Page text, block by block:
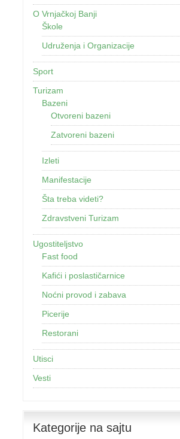
O Vrnjačkoj Banji
Škole
Udruženja i Organizacije
Sport
Turizam
Bazeni
Otvoreni bazeni
Zatvoreni bazeni
Izleti
Manifestacije
Šta treba videti?
Zdravstveni Turizam
Ugostiteljstvo
Fast food
Kafići i poslastičarnice
Noćni provod i zabava
Picerije
Restorani
Utisci
Vesti
Kategorije na sajtu